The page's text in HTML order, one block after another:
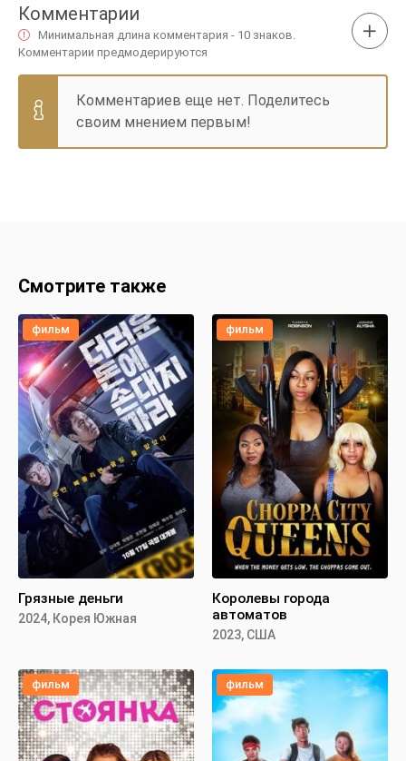
Комментарии
Минимальная длина комментария - 10 знаков.
Комментарии предмодерируются
Комментариев еще нет. Поделитесь
своим мнением первым!
Смотрите также
фильм
Грязные деньги
2024, Корея Южная
фильм
Королевы города
автоматов
2023, США
фильм фильм